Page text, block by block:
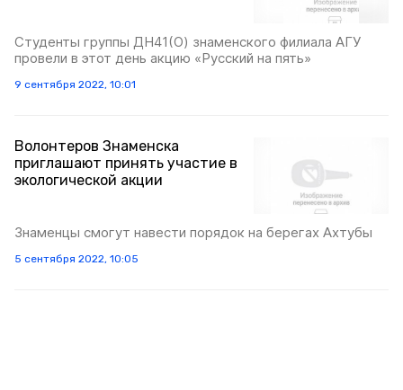
Студенты группы ДН41(О) знаменского филиала АГУ
провели в этот день акцию «Русский на пять»
9 сентября 2022, 10:01
Волонтеров Знаменска
приглашают принять участие в
экологической акции
Знаменцы смогут навести порядок на берегах Ахтубы
5 сентября 2022, 10:05